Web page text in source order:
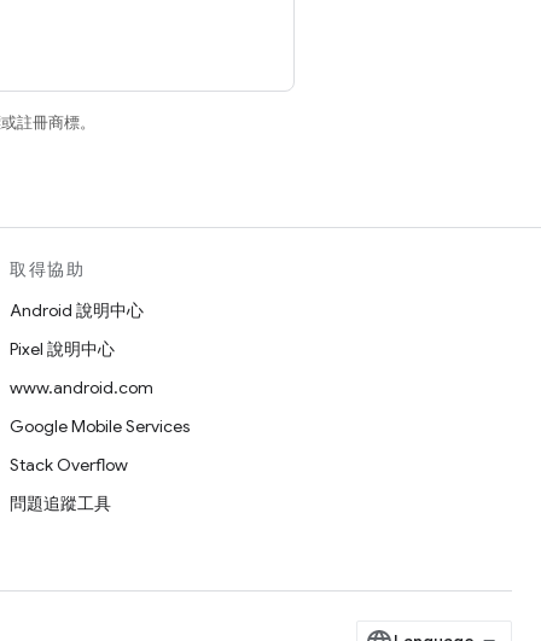
註冊商標。
取得協助
Android 說明中心
Pixel 說明中心
www.android.com
Google Mobile Services
Stack Overflow
問題追蹤工具